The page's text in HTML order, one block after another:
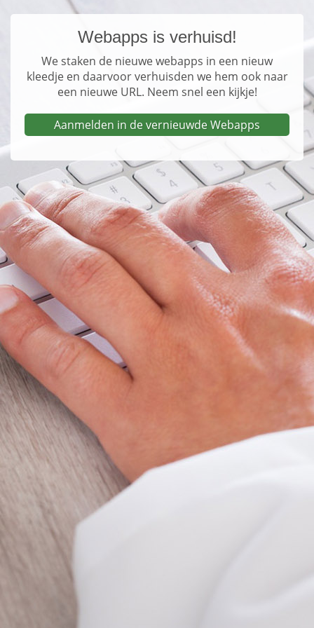
Webapps is verhuisd!
We staken de nieuwe webapps in een nieuw
kleedje en daarvoor verhuisden we hem ook naar
een nieuwe URL. Neem snel een kijkje!
Aanmelden in de vernieuwde Webapps